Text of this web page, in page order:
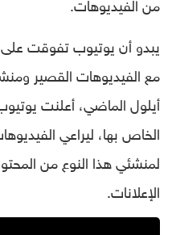
يبدو أن يوتيوب تفوقت
أيلول الماضي، أعلنت
الخاص بها، ليراعي
لمنشئي هذا النوع من
الإعلانات.